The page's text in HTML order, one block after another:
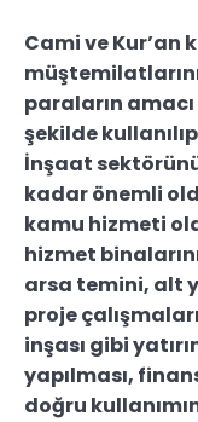
Cami ve Kur’an
paraların
şekilde
İnşaat
kadar önemli
kamu hizmeti
hizmet
arsa temini, alt
proje
inşası gibi
yapılması,
doğru